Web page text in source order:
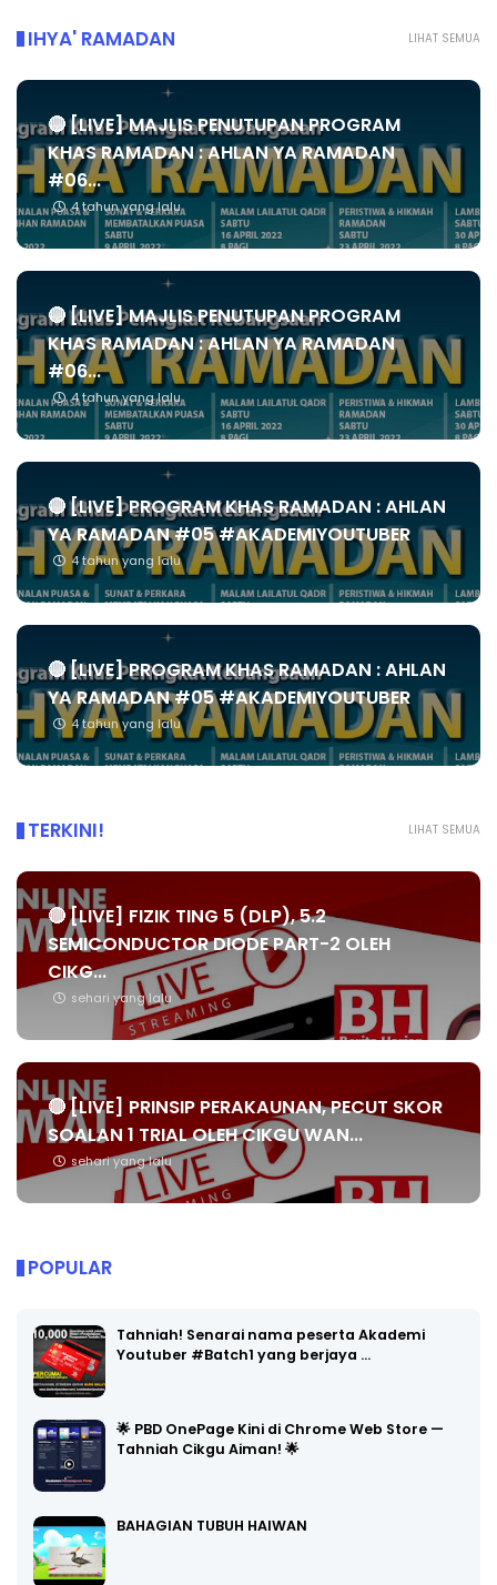
LIHAT SEMUA
IHYA' RAMADAN
🔴 [LIVE] MAJLIS PENUTUPAN PROGRAM
KHAS RAMADAN : AHLAN YA RAMADAN
#06...
4 tahun yang lalu
🔴 [LIVE] MAJLIS PENUTUPAN PROGRAM
KHAS RAMADAN : AHLAN YA RAMADAN
#06...
4 tahun yang lalu
🔴 [LIVE] PROGRAM KHAS RAMADAN : AHLAN
YA RAMADAN #05 #AKADEMIYOUTUBER
4 tahun yang lalu
🔴 [LIVE] PROGRAM KHAS RAMADAN : AHLAN
YA RAMADAN #05 #AKADEMIYOUTUBER
4 tahun yang lalu
LIHAT SEMUA
TERKINI!
🔴 [LIVE] FIZIK TING 5 (DLP), 5.2
SEMICONDUCTOR DIODE PART-2 OLEH
CIKG...
sehari yang lalu
🔴 [LIVE] PRINSIP PERAKAUNAN, PECUT SKOR
SOALAN 1 TRIAL OLEH CIKGU WAN...
sehari yang lalu
POPULAR
Tahniah! Senarai nama peserta Akademi
Youtuber #Batch1 yang berjaya …
🌟 PBD OnePage Kini di Chrome Web Store —
Tahniah Cikgu Aiman! 🌟
BAHAGIAN TUBUH HAIWAN